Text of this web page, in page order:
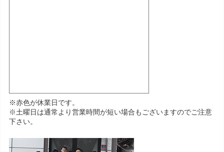
※赤色が休業日です。
※土曜日は通常より営業時間が短い場合もございますのでご注意
下さい。